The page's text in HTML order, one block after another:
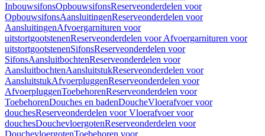
InbouwsifonsOpbouwsifonsReserveonderdelen voor
OpbouwsifonsAansluitingenReserveonderdelen voor
AansluitingenAfvoergarnituren voor
uitstortgootstenenReserveonderdelen voor Afvoergarnituren voor
uitstortgootstenenSifonsReserveonderdelen voor
SifonsAansluitbochtenReserveonderdelen voor
AansluitbochtenAansluitstukReserveonderdelen voor
AansluitstukAfvoerpluggenReserveonderdelen voor
AfvoerpluggenToebehorenReserveonderdelen voor
ToebehorenDouches en badenDoucheVloerafvoer voor
douchesReserveonderdelen voor Vloerafvoer voor
douchesDouchevloergotenReserveonderdelen voor
DouchevloergotenToebehoren voor